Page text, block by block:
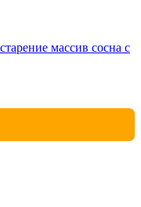
массив сосна с